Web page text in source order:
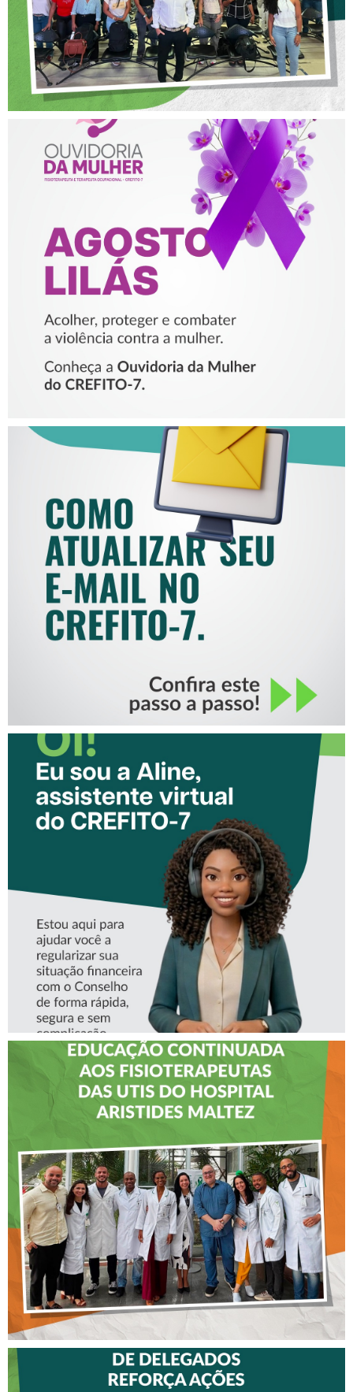
AGOSTO LILÁS – ACOLHER,
PROTEGER E COMBATER A
VIOLÊNCIA CONTRA A
MULHER
COMO ATUALIZAR SEU E-
MAIL NO CREFITO-7
CONHEÇA A ‘ALINE’,
ASSISTENTE VIRTUAL DO
CREFITO-7
CREFITO-7 LEVA EDUCAÇÃO
CONTINUADA AOS
FISIOTERAPEUTAS DAS UTIs
DO HOSPITAL ARISTIDES
MALTEZ